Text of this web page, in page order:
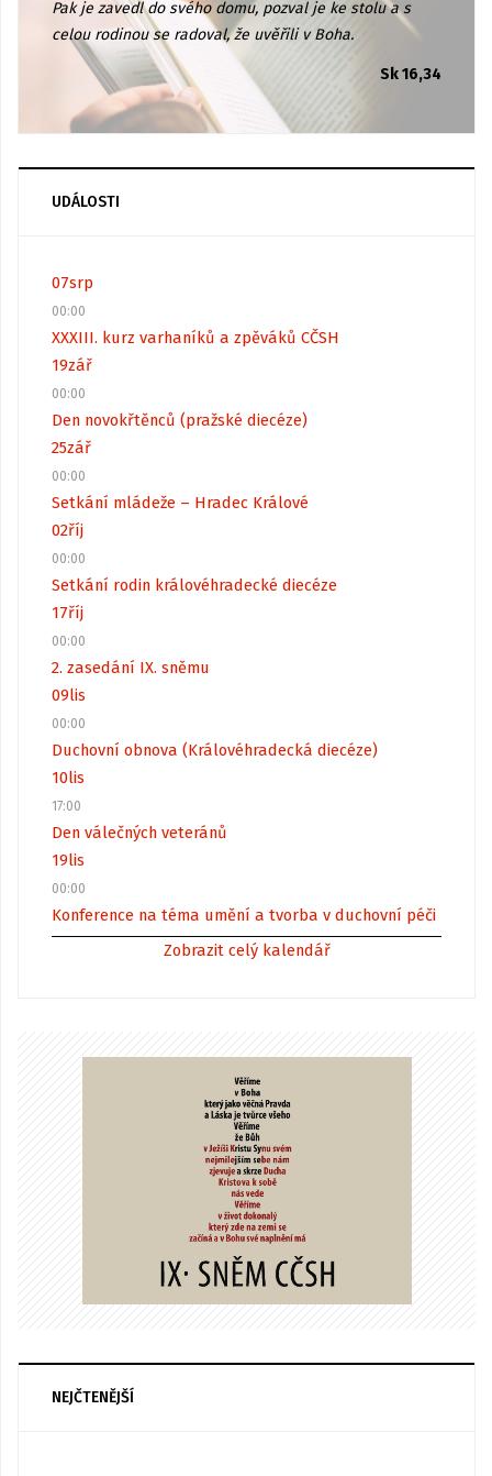
Pak je zavedl do svého domu, pozval je ke stolu a s
celou rodinou se radoval, že uvěřili v Boha.
Sk 16,34
UDÁLOSTI
07srp
00:00
XXXIII. kurz varhaníků a zpěváků CČSH
19zář
00:00
Den novokřtěnců (pražské diecéze)
25zář
00:00
Setkání mládeže – Hradec Králové
02říj
00:00
Setkání rodin královéhradecké diecéze
17říj
00:00
2. zasedání IX. sněmu
09lis
00:00
Duchovní obnova (Královéhradecká diecéze)
10lis
17:00
Den válečných veteránů
19lis
00:00
Konference na téma umění a tvorba v duchovní péči
Zobrazit celý kalendář
NEJČTENĚJŠÍ